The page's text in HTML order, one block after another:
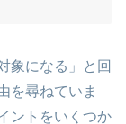
象になる」と回
を尋ねていま
ントをいくつか